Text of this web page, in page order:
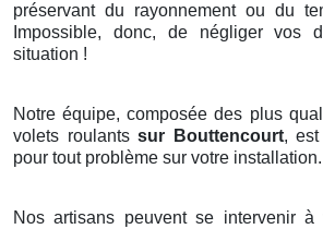
préservant du rayonnement ou du
Impossible, donc, de négliger vos
situation !
Notre équipe, composée des plus
volets roulantssur Bouttencourt, est
pour tout problème sur votre installation.
Nos artisans peuvent se intervenir à